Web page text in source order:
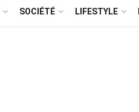
SOCIÉTÉ LIFESTYLE